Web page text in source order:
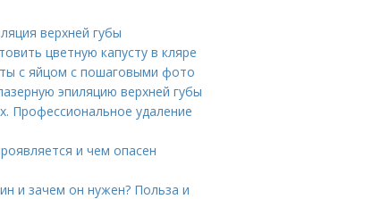
верхней губы
цветную капусту в кляре
с яйцом с пошаговыми фото
эпиляцию верхней губы
Профессиональное удаление
и чем опасен
и зачем он нужен? Польза и